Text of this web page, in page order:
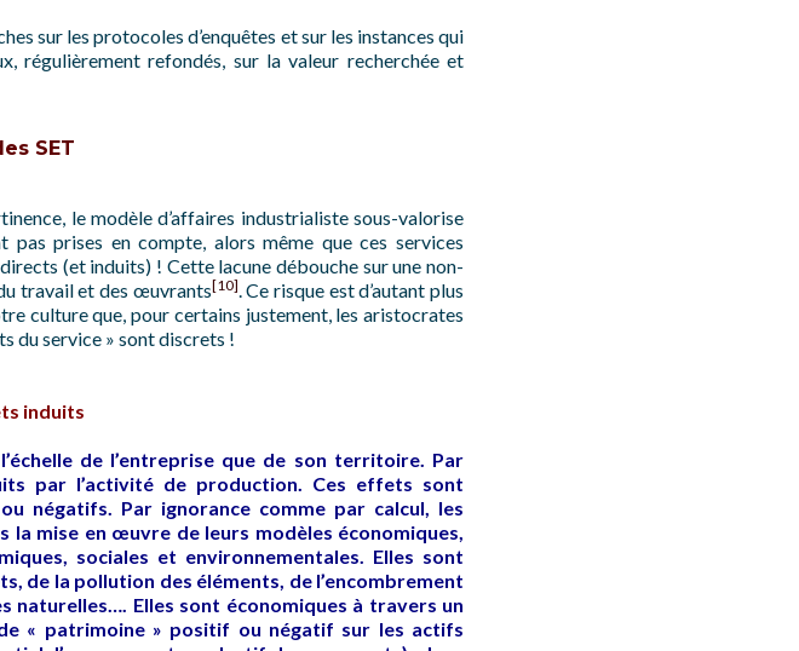
sur les protocoles d’enquêtes et sur les instances qui
régulièrement refondés, sur la valeur recherchée et
SET
le modèle d’affaires industrialiste sous-valorise
prises en compte, alors même que ces services
(et induits) ! Cette lacune débouche sur une non-
travail et des œuvrants[10]. Ce risque est d’autant plus
culture que, pour certains justement, les aristocrates
du service » sont discrets !
induits
de l’entreprise que de son territoire. Par
par l’activité de production. Ces effets sont
négatifs. Par ignorance comme par calcul, les
la mise en œuvre de leurs modèles économiques,
sociales et environnementales. Elles sont
de la pollution des éléments, de l’encombrement
naturelles…. Elles sont économiques à travers un
« patrimoine » positif ou négatif sur les actifs